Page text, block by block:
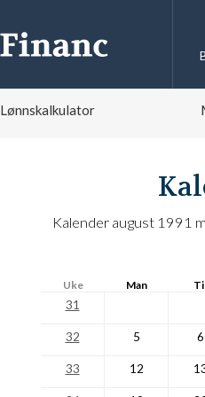
Lønnskalkulator
Kalender august 1991
Uke Man
31
32 5 6
33 12